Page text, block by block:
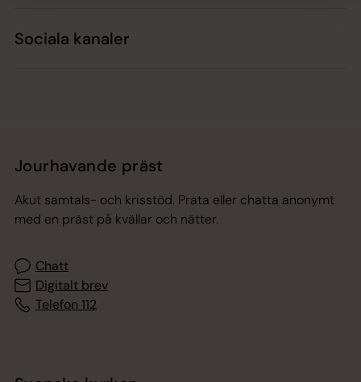
Sociala kanaler
Jourhavande präst
Akut samtals- och krisstöd. Prata eller chatta anonymt
med en präst på kvällar och nätter.
Chatt
Digitalt brev
Telefon 112